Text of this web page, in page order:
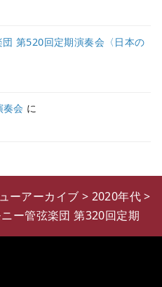
第520回定期演奏会〈日本の
会 に
ーアーカイブ > 2020年代>
ー管弦楽団 第320回定期